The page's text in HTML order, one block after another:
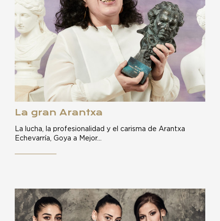
La gran Arantxa
La lucha, la profesionalidad y el carisma de Arantxa
Echevarría, Goya a Mejor…